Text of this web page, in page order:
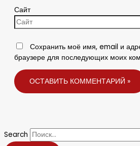
Сайт
Сохранить моё имя, email и
браузере для последующих моих
Search